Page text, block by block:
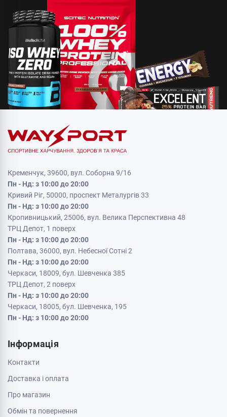
Кременчук, 39600, вул. Соборна 9/16
Пн - Нд: з 10:00 до 20:00
Кривий Ріг, 50000, проспект Металургів 33
Пн - Нд: з 10:00 до 20:00
Кропивницький, 25006, вул. Велика Перспективна 48
ТРЦ Депот, 1 поверх
Пн - Нд: з 10:00 до 20:00
Полтава, 36000, вул. Небесної Сотні 2
Пн - Нд: з 10:00 до 20:00
Черкаси, 18009, бул. Шевченка 385
ТРЦ Депот, 2 поверх
Пн - Нд: з 10:00 до 20:00
Черкаси, 18005, бул. Шевченка, 195
Пн - Нд: з 10:00 до 20:00
Інформація
Контакти
Доставка і оплата
Про магазин
Обмін та повернення